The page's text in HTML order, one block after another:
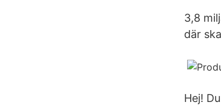
3,8
där
Hej!